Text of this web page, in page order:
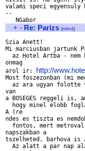
valami speci egyensuly
--
+ - Re: Parizs (mind)
Szia Anett!
Mi marciusban jartunk
az Hotel Artba - nem
onmag
arol ir: http://
Most foszezonban (mi
az ara ugyan folotte
van
a BOSEGES reggeli is,
hogy minel elobb
A (re
ndes es tiszta es
fontos, mert
napszakban a
tszelheted, barhova is
Az alatt a par nap